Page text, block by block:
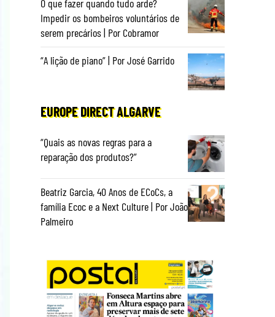
O que fazer quando tudo arde?
Impedir os bombeiros voluntários de
serem precários | Por Cobramor
“A lição de piano” | Por José Garrido
EUROPE DIRECT ALGARVE
“Quais as novas regras para a
reparação dos produtos?”
Beatriz Garcia, 40 Anos de ECoCs, a
família Ecoc e a Next Culture | Por João
Palmeiro